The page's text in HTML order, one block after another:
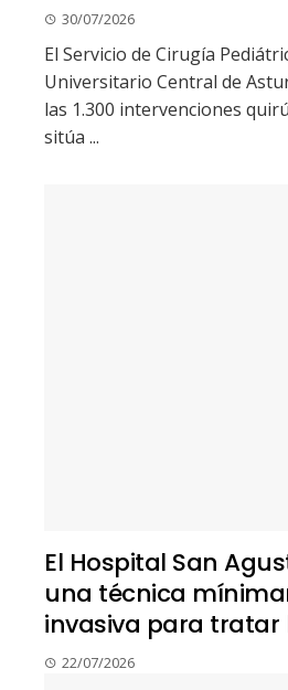
30/07/2026
El Servicio de Cirugía
Universitario Central de
las 1.300 intervenciones
sitúa ...
El Hospital San
una técnica
invasiva para tratar
22/07/2026